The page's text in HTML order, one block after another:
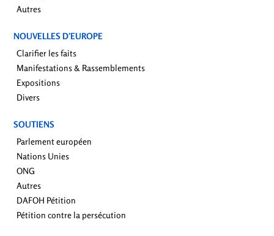
Autres
NOUVELLES D’EUROPE
Clarifier les faits
Manifestations & Rassemblements
Expositions
Divers
SOUTIENS
Parlement européen
Nations Unies
ONG
Autres
DAFOH Pétition
Pétition contre la persécution